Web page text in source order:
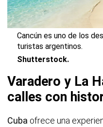
Cancún es uno de los
turistas argentinos.
Shutterstock.
Varadero y La
calles con
Cuba ofrece una